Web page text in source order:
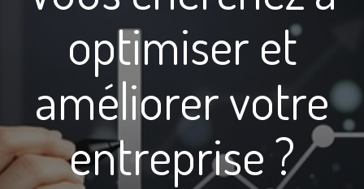
optimiser et
améliorer votre
entreprise ?